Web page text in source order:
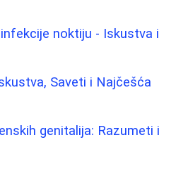
noktiju - Iskustva i
Saveti i Najčešća
genitalija: Razumeti i